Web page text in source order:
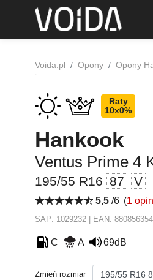
Voida.pl Opony Opony
Raty
10x0%
Hankook
Ventus Prime 4
195/55 R16 87 V
5,5 /6 (1
SAP: 1029232 | EAN:
C A 69dB
Zmień rozmiar